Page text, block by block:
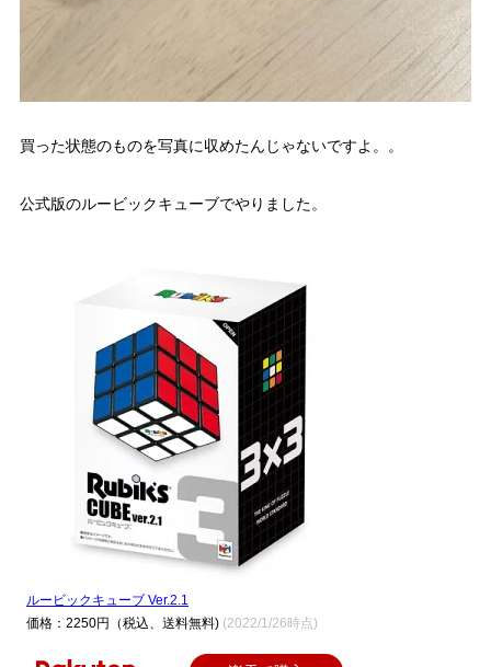
買った状態のものを写真に収めたんじゃないですよ。。
公式版のルービックキューブでやりました。
ルービックキューブ Ver.2.1
価格：2250円（税込、送料無料) (2022/1/26時点)